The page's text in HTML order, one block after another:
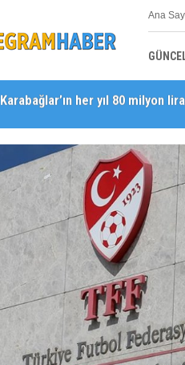
Ana
Başkan Eşki’den Çamdibi’nde